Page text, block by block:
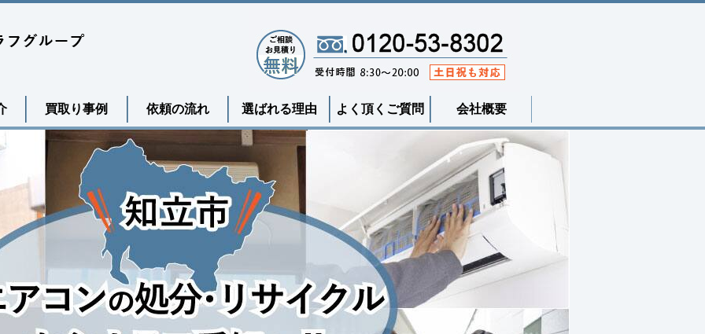
買取り事例 依頼の流れ 選ばれる理由 よく頂くご質問 会社概要